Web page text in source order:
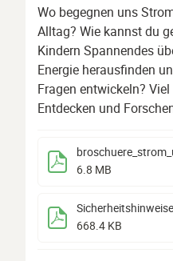
Wo begegnen uns
Alltag? Wie kannst du
Kindern Spannendes
Energie herausfinden
Fragen entwickeln?
Entdecken und
6.8 MB
Sicherheitshinweise
668.4 KB